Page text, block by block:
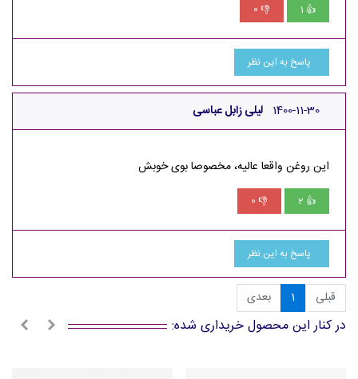
👍
1
👎
0
پاسخ به این نظر
لیلی زابل عباسی 1400-11-30
این روغن واقعا عالیه، مخصوصا بوی خوبش
👍
2
👎
0
پاسخ به این نظر
قبلی 1 بعدی
در کنار این محصول خریداری شده: